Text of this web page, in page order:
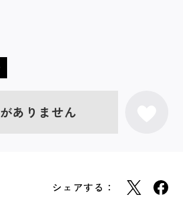
ありません
シェアする：